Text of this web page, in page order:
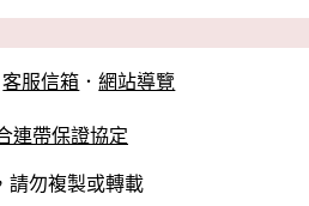
客服信箱 ．網站導覽
連帶保證協定
請勿複製或轉載